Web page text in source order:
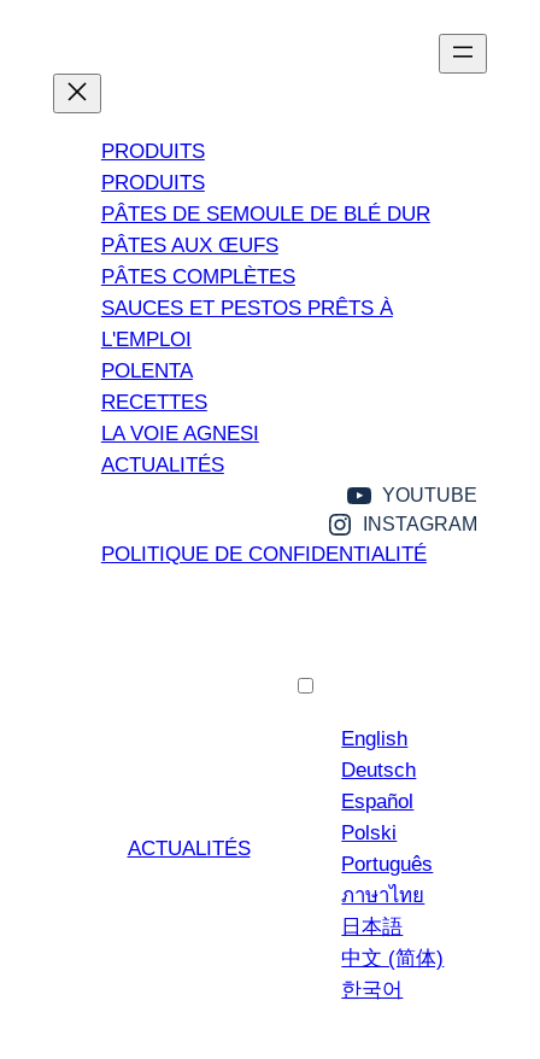
contenu
PRODUITS
PRODUITS
PÂTES DE SEMOULE DE BLÉ DUR
PÂTES AUX ŒUFS
PÂTES COMPLÈTES
SAUCES ET PESTOS PRÊTS À
L'EMPLOI
POLENTA
RECETTES
LA VOIE AGNESI
ACTUALITÉS
YOUTUBE
INSTAGRAM
POLITIQUE DE CONFIDENTIALITÉ
ACTUALITÉS
English
Deutsch
Español
Polski
Português
ภาษาไทย
日本語
中文 (简体)
한국어